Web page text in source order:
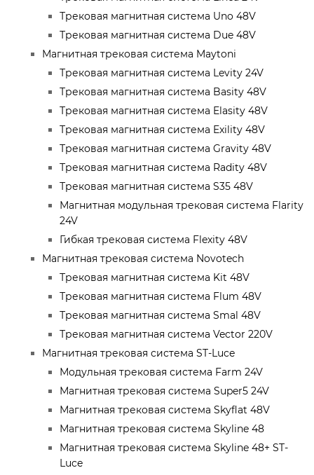
Трековая магнитная система Uno 48V
Трековая магнитная система Due 48V
Магнитная трековая система Maytoni
Трековая магнитная система Levity 24V
Трековая магнитная система Basity 48V
Трековая магнитная система Elasity 48V
Трековая магнитная система Exility 48V
Трековая магнитная система Gravity 48V
Трековая магнитная система Radity 48V
Трековая магнитная система S35 48V
Магнитная модульная трековая система Flarity
24V
Гибкая трековая система Flexity 48V
Магнитная трековая система Novotech
Трековая магнитная система Kit 48V
Трековая магнитная система Flum 48V
Трековая магнитная система Smal 48V
Трековая магнитная система Vector 220V
Магнитная трековая система ST-Luce
Модульная трековая система Farm 24V
Магнитная трековая система Super5 24V
Магнитная трековая система Skyflat 48V
Магнитная трековая система Skyline 48
Магнитная трековая система Skyline 48+ ST-
Luce